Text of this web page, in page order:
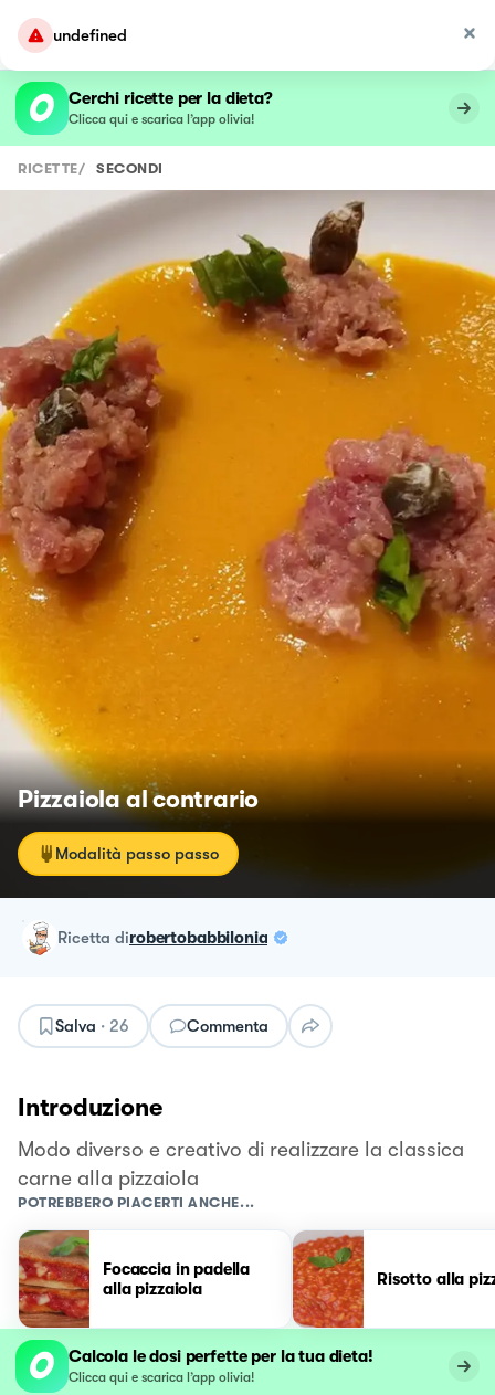
undefined
Cerchi ricette per la dieta?
Clicca qui e scarica l’app olivia!
RICETTE/ SECONDI
Pizzaiola al contrario
Modalità passo passo
ricetta dirobertobabbilonia
Salva · 26 Commenta
Introduzione
Modo diverso e creativo di realizzare la classica
carne alla pizzaiola
POTREBBERO PIACERTI ANCHE...
Focaccia in padella
alla pizzaiola
Risotto alla
Calcola le dosi perfette per la tua dieta!
Clicca qui e scarica l’app olivia!